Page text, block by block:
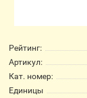
Рейтинг:
Артикул:
Кат. номер:
Единицы